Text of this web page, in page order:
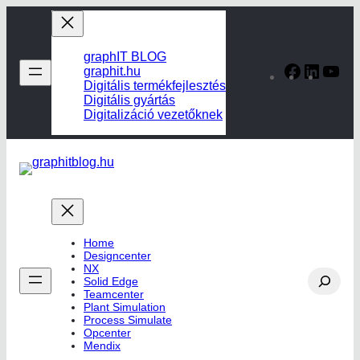
tartalomhoz
graphIT BLOG
graphit.hu
Digitális termékfejlesztés
Digitális gyártás
Digitalizáció vezetőknek
Facebook
Home
Designcenter
NX
Solid Edge
Teamcenter
Plant Simulation
Process Simulate
Opcenter
Mendix
Search